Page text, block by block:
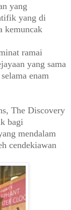
yang
yang di
kemuncak
ramai
yang sama
enam
The Discovery
bagi
mendalam
cendekiawan